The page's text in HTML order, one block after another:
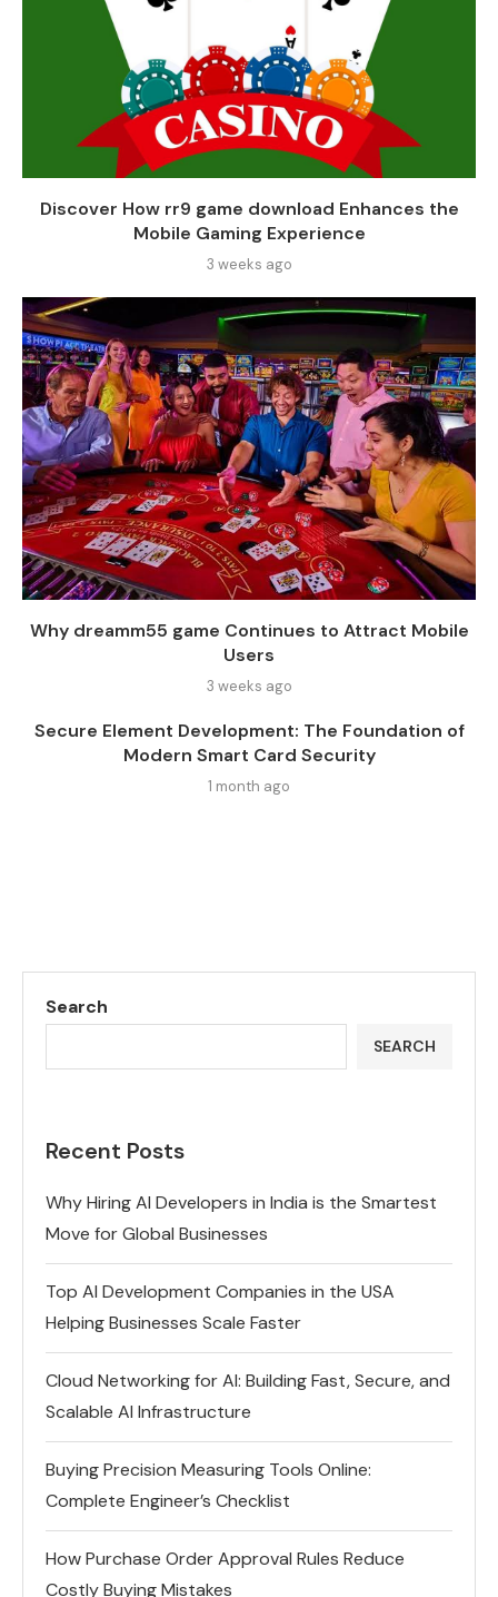
Discover How rr9 game download Enhances the
Mobile Gaming Experience
3 weeks ago
Why dreamm55 game Continues to Attract Mobile
Users
3 weeks ago
Secure Element Development: The Foundation of
Modern Smart Card Security
1 month ago
Search
SEARCH
Recent Posts
Why Hiring AI Developers in India is the Smartest
Move for Global Businesses
Top AI Development Companies in the USA
Helping Businesses Scale Faster
Cloud Networking for AI: Building Fast, Secure, and
Scalable AI Infrastructure
Buying Precision Measuring Tools Online:
Complete Engineer’s Checklist
How Purchase Order Approval Rules Reduce
Costly Buying Mistakes